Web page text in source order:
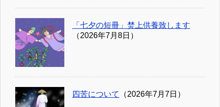
「七夕の短冊」焚上供養致します
（2026年7月8日）
四苦について （2026年7月7日）